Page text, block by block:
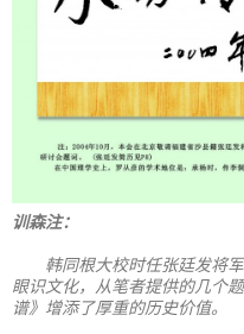
训森注：
韩同根大校时任张廷发将
眼识文化，从笔者提供的几个
谱》增添了厚重的历史价值。